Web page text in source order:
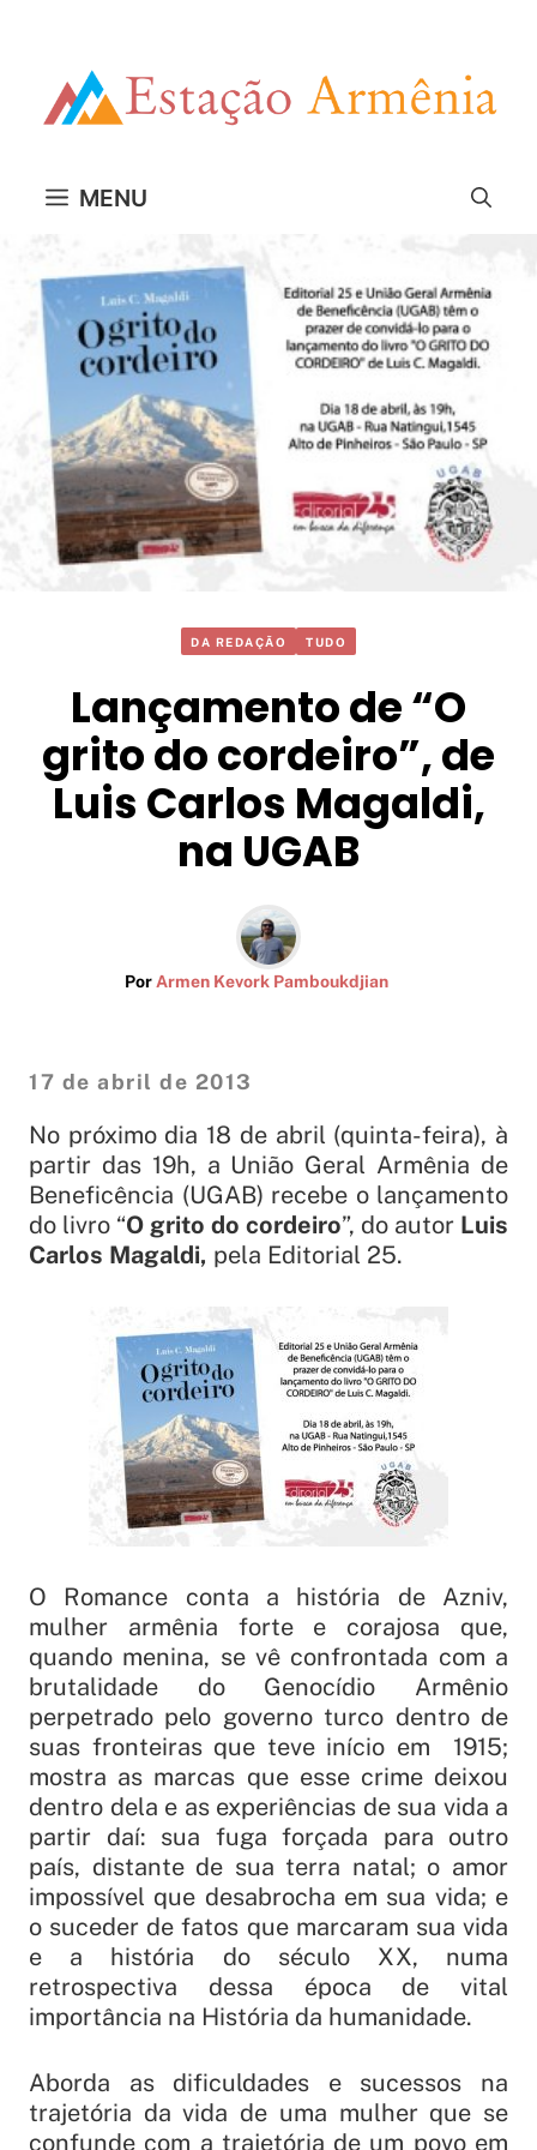
MENU
DA REDAÇÃO TUDO
Lançamento de “O
grito do cordeiro”, de
Luis Carlos Magaldi,
na UGAB
Por Armen Kevork Pamboukdjian
17 de abril de 2013
No próximo dia 18 de abril (quinta-feira), à
partir das 19h, a União Geral Armênia de
Beneficência (UGAB) recebe o lançamento
do livro “O grito do cordeiro”, do autor Luis
Carlos Magaldi, pela Editorial 25.
O Romance conta a história de Azniv,
mulher armênia forte e corajosa que,
quando menina, se vê confrontada com a
brutalidade do Genocídio Armênio
perpetrado pelo governo turco dentro de
suas fronteiras que teve início em 1915;
mostra as marcas que esse crime deixou
dentro dela e as experiências de sua vida a
partir daí: sua fuga forçada para outro
país, distante de sua terra natal; o amor
impossível que desabrocha em sua vida; e
o suceder de fatos que marcaram sua vida
e a história do século XX, numa
retrospectiva dessa época de vital
importância na História da humanidade.
Aborda as dificuldades e sucessos na
trajetória da vida de uma mulher que se
confunde com a trajetória de um povo em